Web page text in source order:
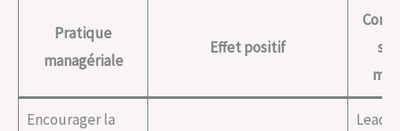
Pratique
managériale
Effet positif
Encourager la